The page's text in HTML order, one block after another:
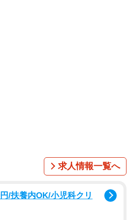
きた祖父母から、思いがけない提
、「次の大きなコンクールで入賞
」と言ってくれたのです。それは
とでした。
求人情報一覧へ
/扶養内OK/小児科クリ